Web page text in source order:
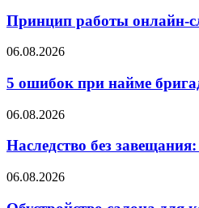
Принцип работы онлайн-
06.08.2026
5 ошибок при найме
06.08.2026
Наследство без
06.08.2026